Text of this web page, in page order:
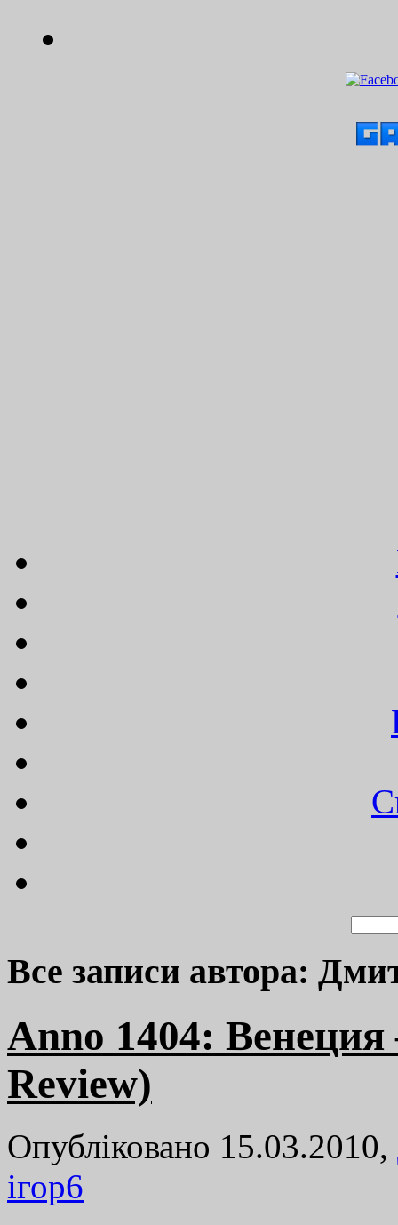
Все записи автора:
Anno 1404:
Review)
Опубліковано 15.03.2010,
ігор6